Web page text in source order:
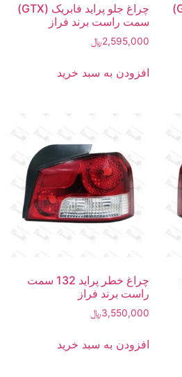
چراغ جلو پراید فابریک (GTX)
چراغ جلو پراید فابریک (GTX)
سمت راست برند فراز
2,595,000﷼
افزودن به سبد خرید
چراغ خطر پراید 132 سمت
راست برند فراز
3,550,000﷼
افزودن به سبد خرید